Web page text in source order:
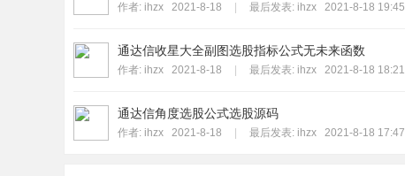
作者: ihzx 2021-8-18 最后发表: ihzx 2021-8-18 19:45
通达信收星大全副图选股指标公式无未来函数
作者: ihzx 2021-8-18 最后发表: ihzx 2021-8-18 18:21
通达信角度选股公式选股源码
作者: ihzx 2021-8-18 最后发表: ihzx 2021-8-18 17:47